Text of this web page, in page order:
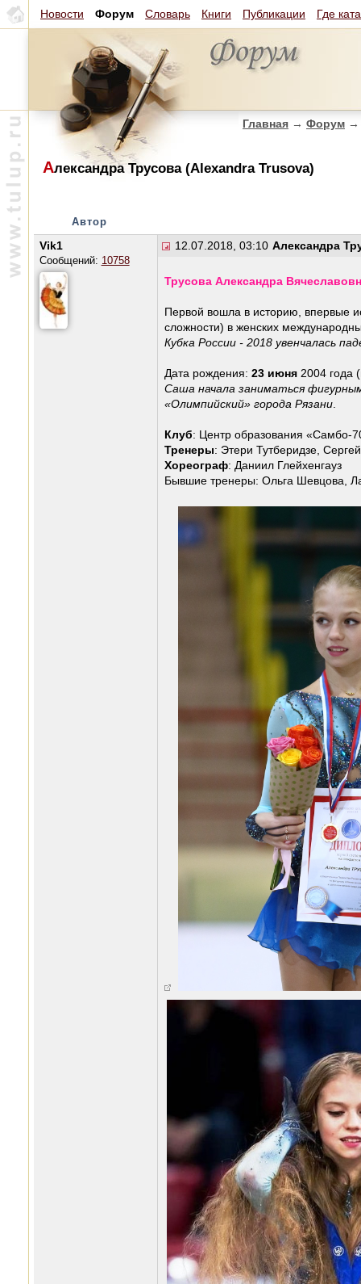
Новости Форум Словарь Книги Публикации Где
Главная → Форум →
Александра Трусова (Alexandra Trusova)
Автор
Vik1
Сообщений: 10758
12.07.2018, 03:10 Александра
Трусова Александра
Первой вошла в историю, впервые
сложности) в женских
Кубка России - 2018 увенчалась
Дата рождения: 23 июня2004 года
Саша начала заниматься
«Олимпийский» города Рязани.
Клуб: Центр образования «Самбо-
Тренеры: Этери Тутберидзе,
Хореограф: Даниил Глейхенгауз
Бывшие тренеры: Ольга Шевцова,